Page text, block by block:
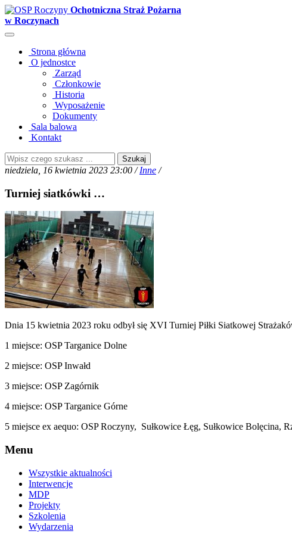
Ochotniczna Straż Pożarna
w Roczynach
Strona główna
O jednostce
Zarząd
Członkowie
Historia
Wyposażenie
Dokumenty
Sala balowa
Kontakt
Szukaj
niedziela, 16 kwietnia 2023 23:00 /Inne /
Turniej siatkówki …
Dnia 15 kwietnia 2023 roku odbył się XVI Turniej Piłki Siatkowej
1 miejsce: OSP Targanice Dolne
2 miejsce: OSP Inwałd
3 miejsce: OSP Zagórnik
4 miejsce: OSP Targanice Górne
5 miejsce ex aequo: OSP Roczyny, Sułkowice Łęg, Sułkowice Bolęcina,
Menu
Wszystkie aktualności
Interwencje
MDP
Projekty
Szkolenia
Wydarzenia